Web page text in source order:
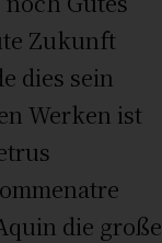
Zukunft
dies sein
Werken ist
die große